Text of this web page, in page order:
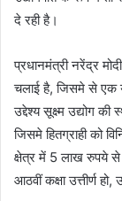
दे रही है।
प्रधानमंत्री नरेंद्र
चलाई है, जिसमे से एक
उद्देश्य सूक्ष्म उद्योग
जिसमे हितग्राही को
क्षेत्र में 5 लाख रुपये
आठवीं कक्षा उत्तीर्ण